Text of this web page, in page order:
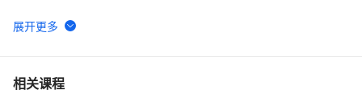
6 2022 前端包管理方案-pnpm 和 corepack
7 而桌面app向来是web前端开发开发人员下意识的避开方
相关课程